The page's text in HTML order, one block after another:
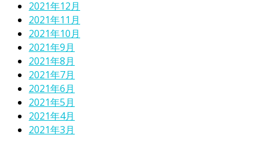
2021年12月
2021年11月
2021年10月
2021年9月
2021年8月
2021年7月
2021年6月
2021年5月
2021年4月
2021年3月